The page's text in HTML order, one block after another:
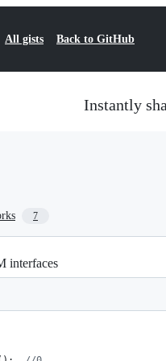
All gists Back to GitHub
Instantly
7
interfaces